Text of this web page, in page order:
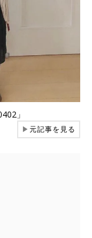
」
▶元記事を見る